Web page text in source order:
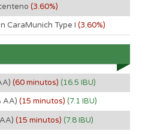
(3.60%)
CaraMunich Type I (3.60%)
(60 minutos) (16.5 IBU)
AA) (15 minutos) (7.1 IBU)
(15 minutos) (7.8 IBU)